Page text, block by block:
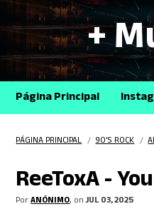
+
Página Principal
PÁGINA PRINCIPAL /90'S ROCK /
ReeToxA - You
PorANÓNIMO, onJUL 03, 2025